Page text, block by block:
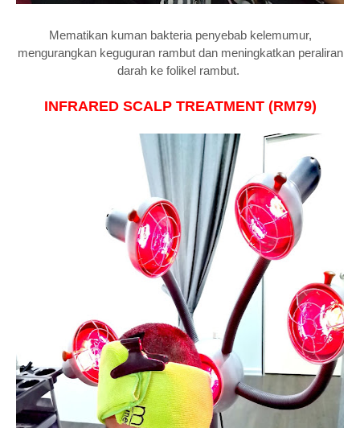
Mematikan kuman bakteria penyebab kelemumur,
mengurangkan keguguran rambut dan meningkatkan peraliran
darah ke folikel rambut.
INFRARED SCALP TREATMENT (RM79)